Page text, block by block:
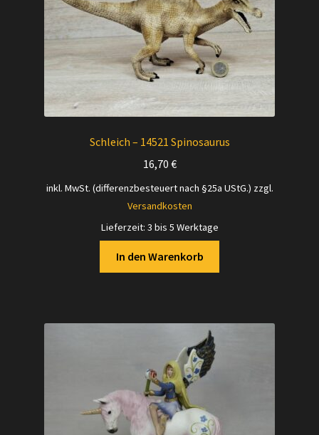
Schleich – 14521 Spinosaurus
16,70 €
inkl. MwSt. (differenzbesteuert nach §25a UStG.) zzgl.
Versandkosten
Lieferzeit: 3 bis 5 Werktage
In den Warenkorb